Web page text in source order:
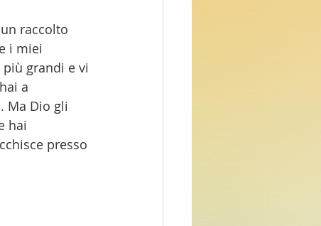
raccolto
i miei
grandi e vi
a
Ma Dio gli
hai
presso